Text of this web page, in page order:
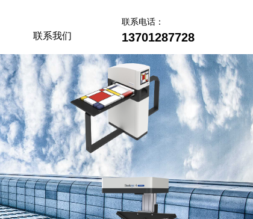
联系我们
联系我们
联系电话：
13701287728